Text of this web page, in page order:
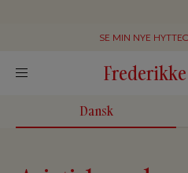
SE MIN NYE
Dansk